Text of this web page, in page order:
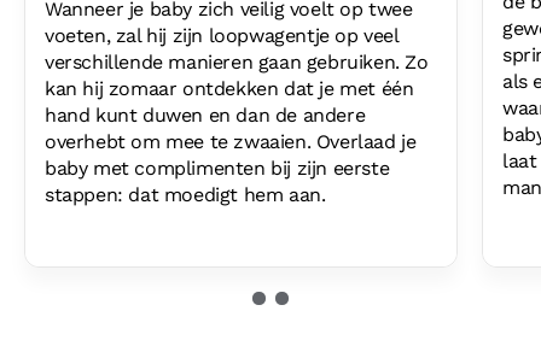
Wanneer je baby zich veilig voelt op twee
voeten, zal hij zijn loopwagentje op veel
verschillende manieren gaan gebruiken. Zo
kan hij zomaar ontdekken dat je met één
hand kunt duwen en dan de andere
overhebt om mee te zwaaien. Overlaad je
baby met complimenten bij zijn eerste
stappen: dat moedigt hem aan.
als
laat